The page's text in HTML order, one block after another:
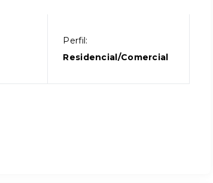
Perfil:
Residencial/Comercial